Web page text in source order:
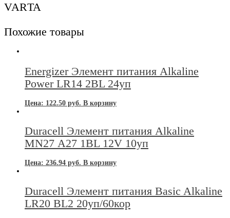
VARTA
Похожие товары
Energizer Элемент питания Alkaline
Power LR14 2BL 24уп
Цена: 122.50 руб. В корзину
Duracell Элемент питания Alkaline
MN27 А27 1BL 12V 10уп
Цена: 236.94 руб. В корзину
Duracell Элемент питания Basic Alkaline
LR20 BL2 20уп/60кор